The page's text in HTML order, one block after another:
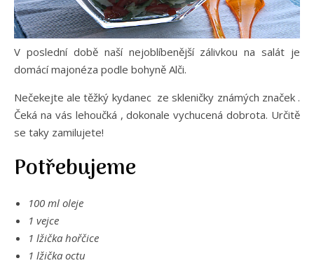
V poslední době naší nejoblíbenější zálivkou na salát je
domácí majonéza podle bohyně Alči.
Nečekejte ale těžký kydanec ze skleničky známých značek .
Čeká na vás lehoučká , dokonale vychucená dobrota. Určitě
se taky zamilujete!
Potřebujeme
100 ml oleje
1 vejce
1 lžička hořčice
1 lžička octu